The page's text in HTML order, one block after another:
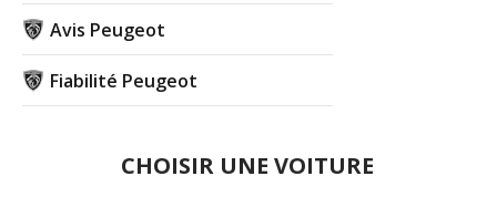
Avis Peugeot
Fiabilité Peugeot
CHOISIR UNE VOITURE